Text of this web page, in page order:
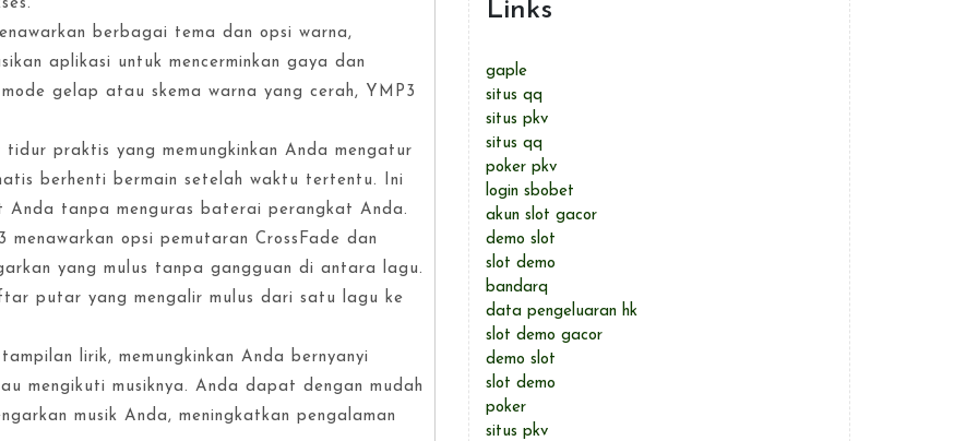
berbagai tema dan opsi warna,
aplikasi untuk mencerminkan gaya dan
gelap atau skema warna yang cerah, YMP3
praktis yang memungkinkan Anda mengatur
berhenti bermain setelah waktu tertentu. Ini
tanpa menguras baterai perangkat Anda.
opsi pemutaran CrossFade dan
yang mulus tanpa gangguan di antara lagu.
putar yang mengalir mulus dari satu lagu ke
lirik, memungkinkan Anda bernyanyi
mengikuti musiknya. Anda dapat dengan mudah
musik Anda, meningkatkan pengalaman
Links
gaple
situs qq
situs pkv
situs qq
poker pkv
login sbobet
akun slot gacor
demo slot
slot demo
bandarq
data pengeluaran hk
slot demo gacor
demo slot
slot demo
poker
situs pkv